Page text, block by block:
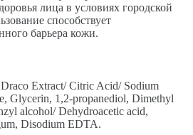
лица в условиях городской
способствует
барьера кожи.
Extract/ Citric Acid/ Sodium
Glycerin, 1,2-propanediol, Dimethyl
alcohol/ Dehydroacetic acid,
Disodium EDTA.